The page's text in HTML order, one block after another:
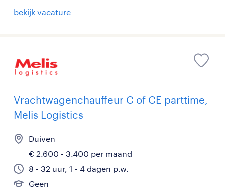
bekijk vacature
Vrachtwagenchauffeur C of CE parttime,
Melis Logistics
Duiven
€ 2.600 - 3.400 per maand
8 - 32 uur, 1 - 4 dagen p.w.
Geen